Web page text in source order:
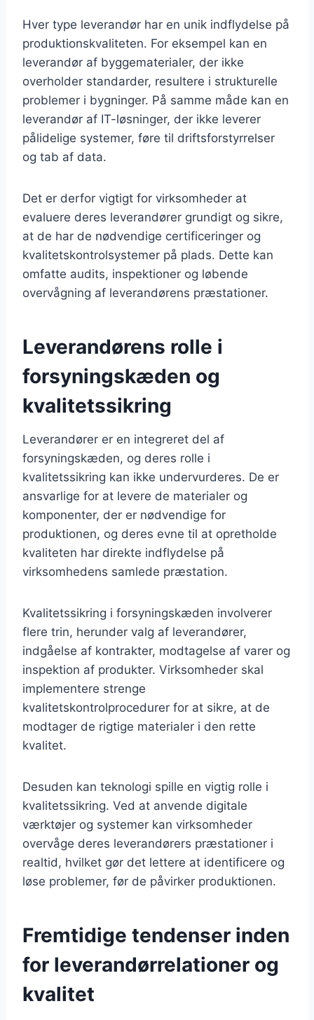
Hver type leverandør har en unik indflydelse på
produktionskvaliteten. For eksempel kan en
leverandør af byggematerialer, der ikke
overholder standarder, resultere i strukturelle
problemer i bygninger. På samme måde kan en
leverandør af IT-løsninger, der ikke leverer
pålidelige systemer, føre til driftsforstyrrelser
og tab af data.
Det er derfor vigtigt for virksomheder at
evaluere deres leverandører grundigt og sikre,
at de har de nødvendige certificeringer og
kvalitetskontrolsystemer på plads. Dette kan
omfatte audits, inspektioner og løbende
overvågning af leverandørens præstationer.
Leverandørens rolle i
forsyningskæden og
kvalitetssikring
Leverandører er en integreret del af
forsyningskæden, og deres rolle i
kvalitetssikring kan ikke undervurderes. De er
ansvarlige for at levere de materialer og
komponenter, der er nødvendige for
produktionen, og deres evne til at opretholde
kvaliteten har direkte indflydelse på
virksomhedens samlede præstation.
Kvalitetssikring i forsyningskæden involverer
flere trin, herunder valg af leverandører,
indgåelse af kontrakter, modtagelse af varer og
inspektion af produkter. Virksomheder skal
implementere strenge
kvalitetskontrolprocedurer for at sikre, at de
modtager de rigtige materialer i den rette
kvalitet.
Desuden kan teknologi spille en vigtig rolle i
kvalitetssikring. Ved at anvende digitale
værktøjer og systemer kan virksomheder
overvåge deres leverandørers præstationer i
realtid, hvilket gør det lettere at identificere og
løse problemer, før de påvirker produktionen.
Fremtidige tendenser inden
for leverandørrelationer og
kvalitet